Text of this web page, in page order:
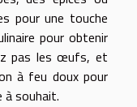
pour une touche
pour obtenir
pas les œufs, et
à feu doux pour
à souhait.